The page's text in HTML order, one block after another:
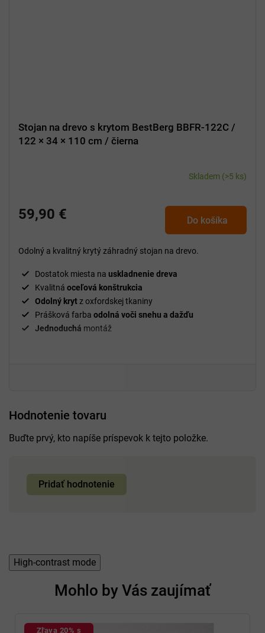
Stojan na drevo s krytom BestBerg BBFR-122C /
122 × 34 × 110 cm / čierna
Skladem (>5 ks)
59,90 € Do košíka
Odolný a kvalitný krytý záhradný stojan na drevo.
Dostatok miesta na uskladnenie dreva
Kvalitná oceľová konštrukcia
Odolný krytz oxfordskej tkaniny
Prášková farba odolná voči snehu a dažďu
Jednoduchá montáž
Hodnotenie tovaru
Buďte prvý, kto napíše príspevok k tejto položke.
Pridať hodnotenie
High-contrast mode
Mohlo by Vás zaujímať
Zľava 20% s